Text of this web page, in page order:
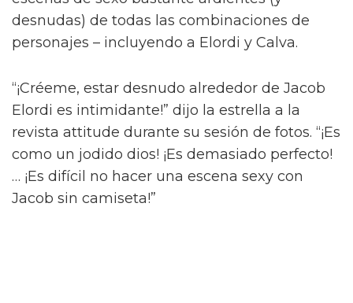
del contacto entre Julius y Muriel, Julius tiene
una apasionada aventura con Henry (Diego
Calva), a quien conoce en un casino de Las
Como se insinúa en el primer tráiler de On
Swift Horses, la película incluirá algunas
escenas de sexo bastante ardientes (y
desnudas) de todas las combinaciones de